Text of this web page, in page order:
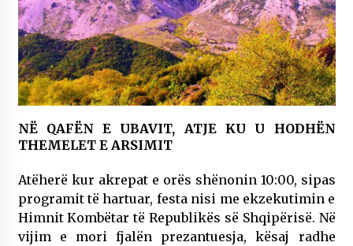
NË QAFËN E UBAVIT, ATJE KU U HODHËN
THEMELET E ARSIMIT
Atëherë kur akrepat e orës shënonin 10:00, sipas
programit të hartuar, festa nisi me ekzekutimin e
Himnit Kombëtar të Republikës së Shqipërisë. Në
vijim e mori fjalën prezantuesja, kësaj radhe